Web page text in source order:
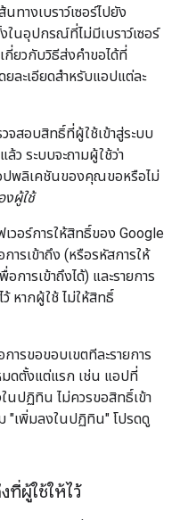
ทางเบราว์เซอร์ไปยัง
นอุปกรณ์ที่ไม่มีเบราว์เซอร์
กี่ยวกับวิธีส่งคำขอได้ที่
ละเอียดสำหรับแอปแต่ละ
จสอบสิทธิ์ที่ผู้ใช้เข้าสู่ระบบ
ว ระบบจะถามผู้ใช้ว่า
ปพลิเคชันของคุณขอหรือไม่
ผู้ใช้
วอร์การให้สิทธิ์ของ Google
รเข้าถึง (หรือรหัสการให้
ารเข้าถึงได้) และรายการ
หากผู้ใช้ ไม่ให้สิทธิ์
ารขอขอบเขตทีละรายการ
มดตั้งแต่แรก เช่น แอปที่
นปฏิทิน ไม่ควรขอสิทธิ์เข้า
"เพิ่มลงในปฏิทิน" โปรดดู
ที่ผู้ใช้ให้ไว้